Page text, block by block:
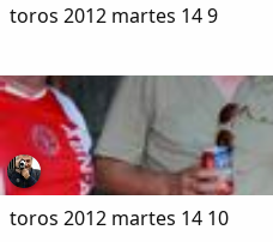
toros 2012 martes 14 9
toros 2012 martes 14 10